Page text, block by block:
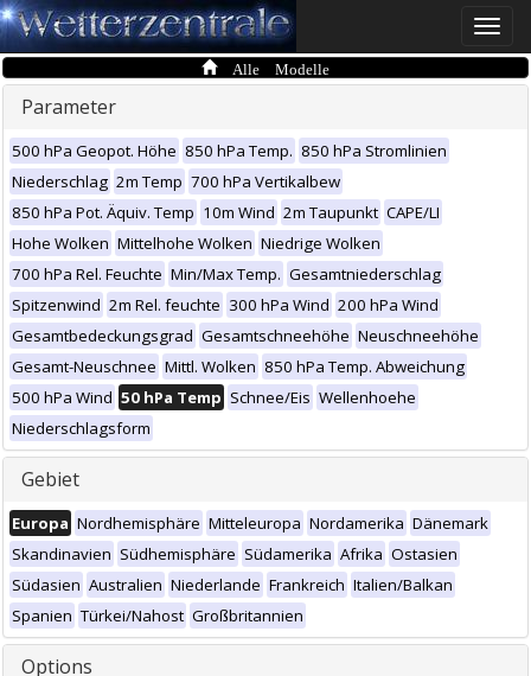
Toggle
Alle Modelle
Parameter
500 hPa Geopot. Höhe 850 hPa Temp. 850 hPa Stromlinien
Niederschlag 2m Temp 700 hPa Vertikalbew
850 hPa Pot. Äquiv. Temp 10m Wind 2m Taupunkt CAPE/LI
Hohe Wolken Mittelhohe Wolken Niedrige Wolken
700 hPa Rel. Feuchte Min/Max Temp. Gesamtniederschlag
Spitzenwind 2m Rel. feuchte 300 hPa Wind 200 hPa Wind
Gesamtbedeckungsgrad Gesamtschneehöhe Neuschneehöhe
Gesamt-Neuschnee Mittl. Wolken 850 hPa Temp. Abweichung
500 hPa Wind 50 hPa Temp Schnee/Eis Wellenhoehe
Niederschlagsform
Gebiet
Europa Nordhemisphäre Mitteleuropa Nordamerika Dänemark
Skandinavien Südhemisphäre Südamerika Afrika Ostasien
Südasien Australien Niederlande Frankreich Italien/Balkan
Spanien Türkei/Nahost Großbritannien
Options